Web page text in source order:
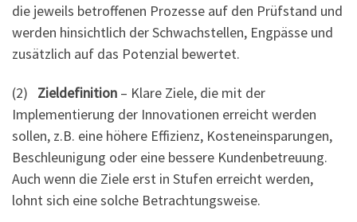
die jeweils betroffenen Prozesse auf den Prüfstand und
werden hinsichtlich der Schwachstellen, Engpässe und
zusätzlich auf das Potenzial bewertet.
(2) Zieldefinition – Klare Ziele, die mit der
Implementierung der Innovationen erreicht werden
sollen, z.B. eine höhere Effizienz, Kosteneinsparungen,
Beschleunigung oder eine bessere Kundenbetreuung.
Auch wenn die Ziele erst in Stufen erreicht werden,
lohnt sich eine solche Betrachtungsweise.